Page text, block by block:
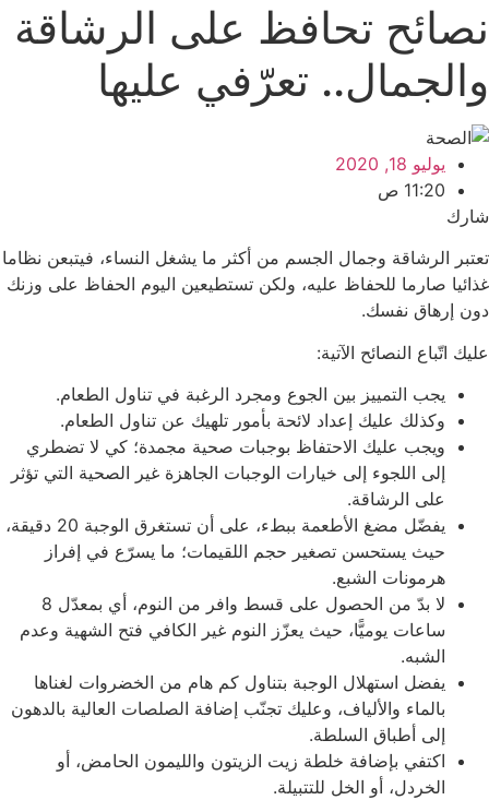
نصائح تحافظ على الرشاقة
والجمال.. تعرّفي عليها
يوليو 18, 2020
11:20 ص
شارك
تعتبر الرشاقة وجمال الجسم من أكثر ما يشغل النساء، فيتبعن نظاما
غذائيا صارما للحفاظ عليه، ولكن تستطيعين اليوم الحفاظ على وزنك
دون إرهاق نفسك.
عليك اتّباع النصائح الآتية:
يجب التمييز بين الجوع ومجرد الرغبة في تناول الطعام.
وكذلك عليك إعداد لائحة بأمور تلهيك عن تناول الطعام.
ويجب عليك الاحتفاظ بوجبات صحية مجمدة؛ كي لا تضطري
إلى اللجوء إلى خيارات الوجبات الجاهزة غير الصحية التي تؤثر
على الرشاقة.
يفضّل مضغ الأطعمة ببطء، على أن تستغرق الوجبة 20 دقيقة،
حيث يستحسن تصغير حجم اللقيمات؛ ما يسرّع في إفراز
هرمونات الشبع.
لا بدّ من الحصول على قسط وافر من النوم، أي بمعدّل 8
ساعات يوميًّا، حيث يعزّز النوم غير الكافي فتح الشهية وعدم
الشبه.
يفضل استهلال الوجبة بتناول كم هام من الخضروات لغناها
بالماء والألياف، وعليك تجنّب إضافة الصلصات العالية بالدهون
إلى أطباق السلطة.
اكتفي بإضافة خلطة زيت الزيتون والليمون الحامض، أو
الخردل، أو الخل للتتبيلة.